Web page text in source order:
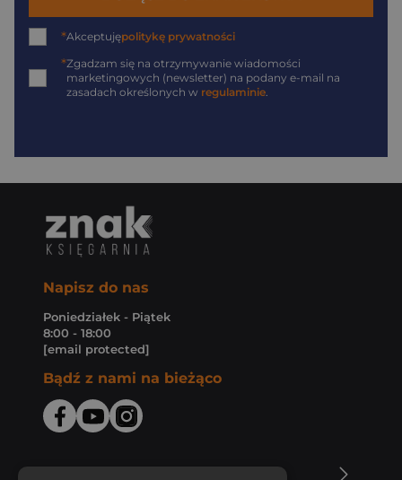
*Akceptujępolitykę prywatności
*Zgadzam się na otrzymywanie wiadomości
marketingowych (newsletter) na podany e-mail na
zasadach określonych w regulaminie.
Napisz do nas
Poniedziałek - Piątek
8:00 - 18:00
[email protected]
Bądź z nami na bieżąco